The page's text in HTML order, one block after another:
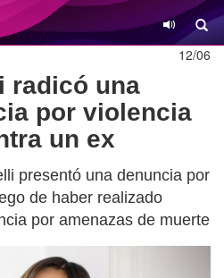
12/06
radicó una
por violencia
un ex
presentó una denuncia por
de haber realizado
por amenazas de muerte